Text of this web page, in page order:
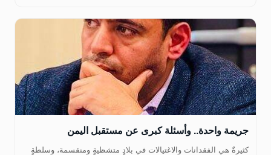
‏جريمة واحدة.. وأسئلة كبرى عن مستقبل اليمن
كثيرةٌ هي الفقدانات والاغتيالات في بلادٍ متشظيةٍ ومنقسمة، وسلطةٍ